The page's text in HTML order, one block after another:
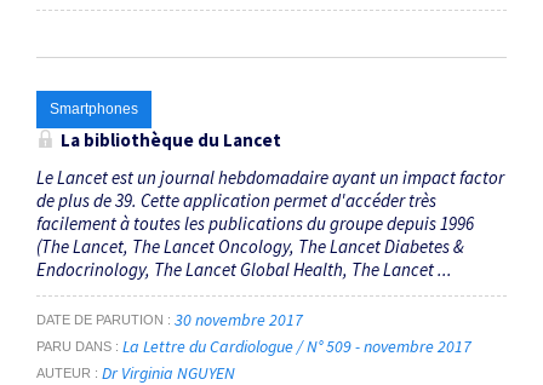
Smartphones
La bibliothèque du Lancet
Le Lancet est un journal hebdomadaire ayant un impact factor
de plus de 39. Cette application permet d'accéder très
facilement à toutes les publications du groupe depuis 1996
(The Lancet, The Lancet Oncology, The Lancet Diabetes &
Endocrinology, The Lancet Global Health, The Lancet ...
DATE DE PARUTION 30 novembre 2017
PARU DANS La Lettre du Cardiologue / N° 509 - novembre 2017
AUTEUR Dr Virginia NGUYEN